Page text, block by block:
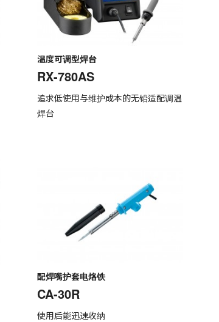
温度可调型焊台
RX-780AS
追求低使用与维护成本的无铅适配调温
焊台
配焊嘴护套电烙铁
CA-30R
使用后能迅速收纳